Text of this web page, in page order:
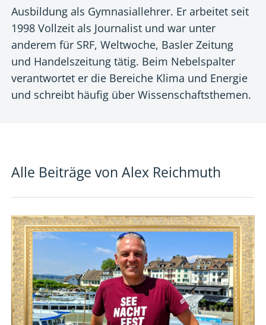
Ausbildung als Gymnasiallehrer. Er arbeitet seit
1998 Vollzeit als Journalist und war unter
anderem für SRF, Weltwoche, Basler Zeitung
und Handelszeitung tätig. Beim Nebelspalter
verantwortet er die Bereiche Klima und Energie
und schreibt häufig über Wissenschaftsthemen.
Alle Beiträge vonAlex Reichmuth